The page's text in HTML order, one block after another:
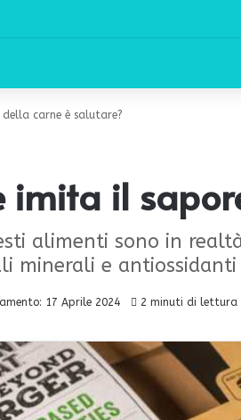
carne è salutare?
imita il
alimenti sono in
minerali e antiossidanti
17 Aprile 2024 2 minuti di lettura